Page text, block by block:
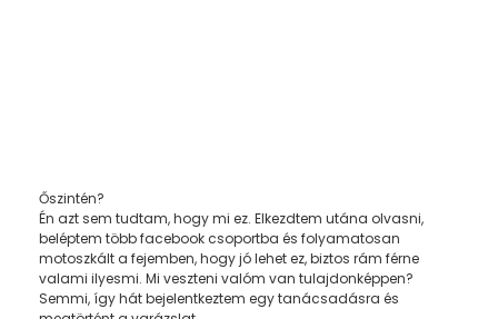
Őszintén?
Én azt sem tudtam, hogy mi ez. Elkezdtem utána olvasni,
beléptem több facebook csoportba és folyamatosan
motoszkált a fejemben, hogy jó lehet ez, biztos rám férne
valami ilyesmi. Mi veszteni valóm van tulajdonképpen?
Semmi, így hát bejelentkeztem egy tanácsadásra és